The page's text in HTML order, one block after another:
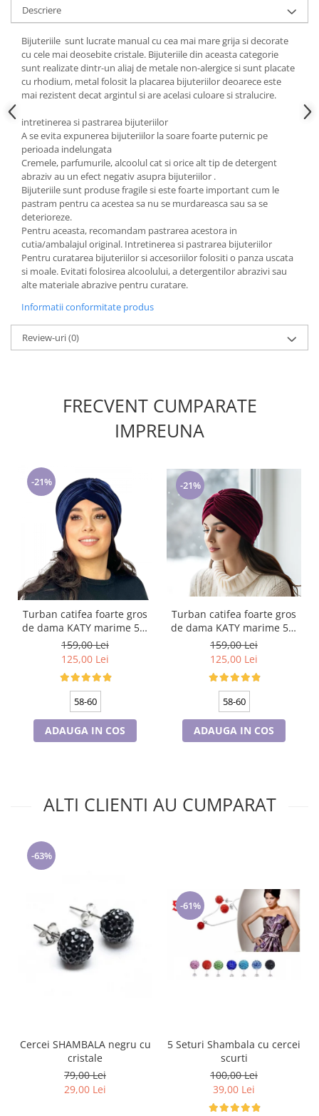
Cadouri pentru Doctori
Cadouri pentru Sfânta Maria
Martisoare
Descriere
Bijuteriile sunt lucrate manual cu cea mai mare grija si decorate
cu cele mai deosebite cristale. Bijuteriile din aceasta categorie
sunt realizate dintr-un aliaj de metale non-alergice si sunt placate
cu rhodium, metal folosit la placarea bijuteriilor deoarece este
mai rezistent decat argintul si are acelasi culoare si stralucire.
intretinerea si pastrarea bijuteriilor
A se evita expunerea bijuteriilor la soare foarte puternic pe
perioada indelungata
Cremele, parfumurile, alcoolul cat si orice alt tip de detergent
abraziv au un efect negativ asupra bijuteriilor .
Bijuteriile sunt produse fragile si este foarte important cum le
pastram pentru ca acestea sa nu se murdareasca sau sa se
deterioreze.
Pentru aceasta, recomandam pastrarea acestora in
cutia/ambalajul original. Intretinerea si pastrarea bijuteriilor
Pentru curatarea bijuteriilor si accesoriilor folositi o panza uscata
si moale. Evitati folosirea alcoolului, a detergentilor abrazivi sau
alte materiale abrazive pentru curatare.
Informatii conformitate produs
Review-uri(0)
FRECVENT CUMPARATE
IMPREUNA
-21%
Turban catifea foarte gros
de dama KATY marime 58-
60, captuseala polar,
culoare bleomarin
159,00 Lei
125,00 Lei
58-60
ADAUGA IN COS
-21%
Turban catifea foarte gros
de dama KATY marime 58-
60, captuseala polar,
culoare wine
159,00 Lei
125,00 Lei
58-60
ADAUGA IN COS
ALTI CLIENTI AU CUMPARAT
-63%
Cercei SHAMBALA negru cu
cristale
79,00 Lei
29,00 Lei
-61%
5 Seturi Shambala cu cercei
scurti
100,00 Lei
39,00 Lei